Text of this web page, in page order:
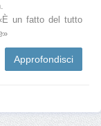
un fatto del tutto
Approfondisci